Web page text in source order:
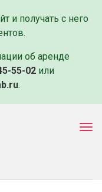
и получать с него
об аренде
55-02 или
.